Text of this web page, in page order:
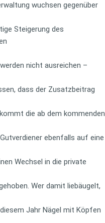
wuchsen gegenüber
Steigerung des
nicht ausreichen –
dass der Zusatzbeitrag
die ab dem kommenden
ebenfalls auf eine
Wechsel in die private
Wer damit liebäugelt,
Jahr Nägel mit Köpfen